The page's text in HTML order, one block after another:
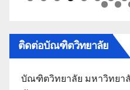
ติดต่อบัณฑิตวิทยาลัย
บัณฑิตวิทยาลัย มหาวิทยา